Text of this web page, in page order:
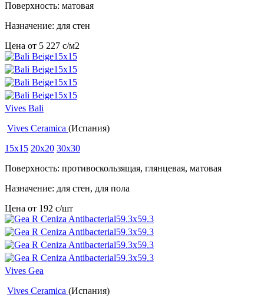
Поверхность: матовая
Назначение: для стен
Цена от 5 227 c/м2
Vives Bali
Vives Ceramica (Испания)
15x15 20x20 30x30
Поверхность: противоскользящая, глянцевая, матовая
Назначение: для стен, для пола
Цена от 192 c/шт
Vives Gea
Vives Ceramica (Испания)